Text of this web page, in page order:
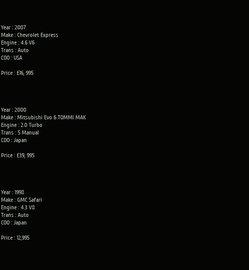
Year : 2007
Make : Chevrolet Express
Engine : 4.6 V6
Trans : Auto
COO : USA
Price : £16, 995
Year : 2000
Make : Mitsubishi Evo 6 TOMMI MAK
Engine : 2.0 Turbo
Trans : 5 Manual
COO : Japan
Price : £39, 995
Year : 1998
Make : GMC Safari
Engine : 4.3 V8
Trans : Auto
COO : Japan
Price : 12,995